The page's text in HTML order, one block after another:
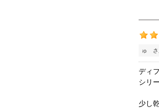
ゅ さ
ディ
シリ
少し